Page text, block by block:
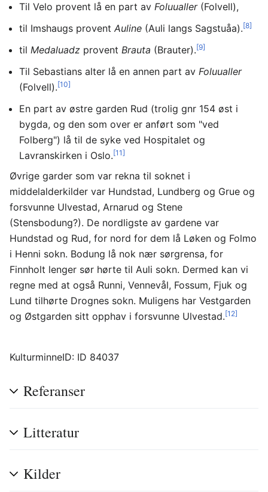
Til Velo provent lå en part av Foluualler(Folvell),
til Imshaugs provent Auline (Auli langs Sagstuåa).[8]
til Medaluadz provent Brauta (Brauter).[9]
Til Sebastians alter lå en annen part av Foluualler
(Folvell).[10]
En part av østre garden Rud (trolig gnr 154 øst i
bygda, og den som over er anført som "ved
Folberg") lå til de syke ved Hospitalet og
Lavranskirken i Oslo.[11]
Øvrige garder som var rekna til soknet i
middelalderkilder var Hundstad, Lundberg og Grue og
forsvunne Ulvestad, Arnarud og Stene
(Stensbodung?). De nordligste av gardene var
Hundstad og Rud, for nord for dem lå Løken og Folmo
i Henni sokn. Bodung lå nok nær sørgrensa, for
Finnholt lenger sør hørte til Auli sokn. Dermed kan vi
regne med at også Runni, Vennevål, Fossum, Fjuk og
Lund tilhørte Drognes sokn. Muligens har Vestgarden
og Østgarden sitt opphav i forsvunne Ulvestad.[12]
KulturminneID: ID 84037
Referanser
Litteratur
Kilder